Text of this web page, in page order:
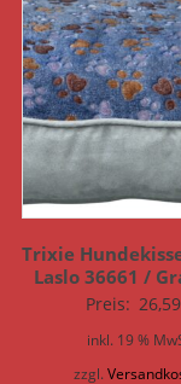
Trixie
Laslo 36661 /
Preis:
inkl. 19 %
zzgl.